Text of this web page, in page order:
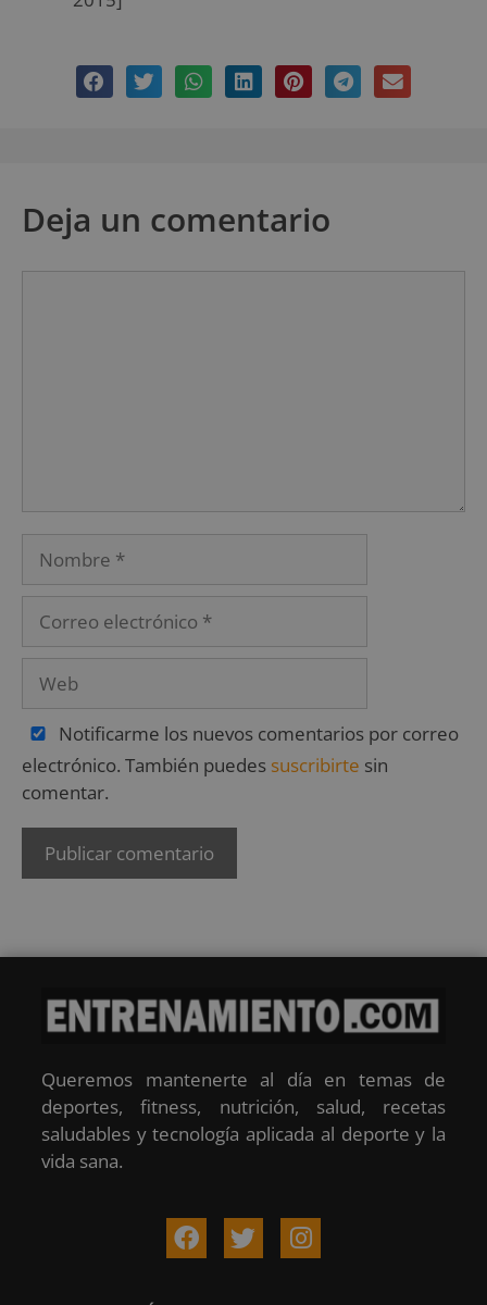
Deja un comentario
Notificarme los nuevos comentarios por correo
electrónico. También puedes suscribirte sin
comentar.
Queremos mantenerte al día en temas de
deportes, fitness, nutrición, salud, recetas
saludables y tecnología aplicada al deporte y la
vida sana.